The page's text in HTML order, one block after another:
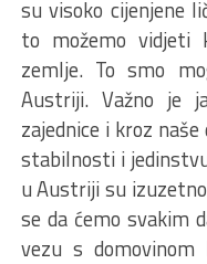
su visoko cijenjene
to možemo vidjeti
zemlje. To smo
Austriji. Važno je
zajednice i kroz
stabilnosti i
u Austriji su
se da ćemo svakim
vezu s domovinom